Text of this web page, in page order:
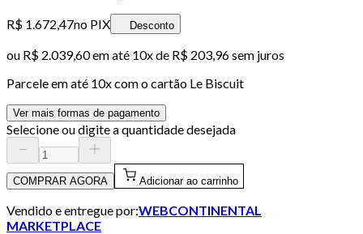
R$ 1.672,47no PIX Desconto
ou R$ 2.039,60em até 10x de R$ 203,96 sem juros
Parcele em até 10x com o cartão Le Biscuit
Ver mais formas de pagamento
Selecione ou digite a quantidade desejada
COMPRAR AGORA Adicionar ao carrinho
Vendido e entregue por:WEBCONTINENTAL
MARKETPLACE